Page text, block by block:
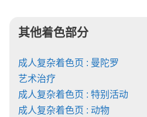
其他着色部分
成人复杂着色页 : 曼陀罗
艺术治疗
成人复杂着色页 : 特别活动
成人复杂着色页 : 动物